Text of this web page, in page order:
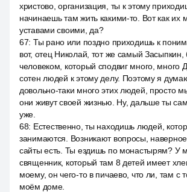
христово, организация, ты к этому
начинаешь там жить какими-то. Вот как их
уставами своими, да?
67: Ты рано или поздно приходишь к
вот, отец Николай, тот же самый
человеком, который сподвиг много, много
сотен людей к этому делу. Поэтому я
довольно-таки много этих людей, просто
они живут своей жизнью. Ну, дальше ты
уже.
68: Естественно, ты находишь людей,
занимаются. Возникают вопросы,
сайты есть. Ты ездишь по монастырям? У
священник, который там 8 детей имеет
моему, он чего-то в пичаево, что ли, там с
моём доме.